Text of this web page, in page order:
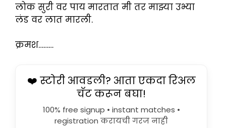
लोक सुरी वर पाय मारतात मी तर माझ्या उभ्या
लंड वर लात मारली.
क्रमश………
❤️ स्टोरी आवडली? आता एकदा रिअल
चॅट करून बघा!
100% free signup • instant matches •
registration करायची गरज नाही